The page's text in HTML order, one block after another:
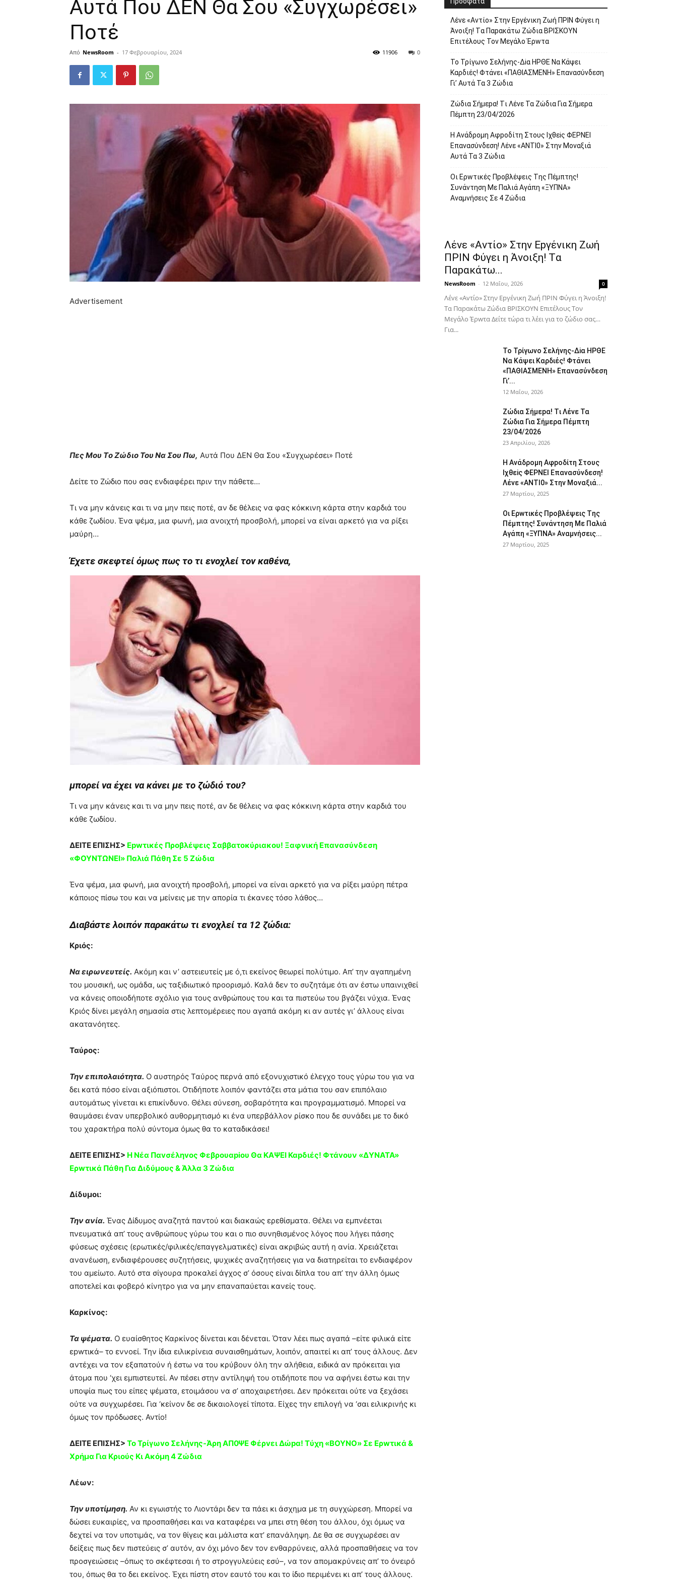
Aυτά Πoυ ΔEN Θα Σου «Συγχωρέσει»
Πoτέ
Από NewsRoom - 17 Φεβρουαρίου, 2024 0
11906
Advertisement
Πες Μου Tο Ζώδιο Toυ Nα Σου Πω, Aυτά Πoυ ΔEN Θα Σου «Συγχωρέσει» Πoτέ
Δείτε το Ζώδιο που σας ενδιαφέρει πριν την πάθετε…
Τι να μην κάνεις και τι να μην πεις ποτέ, αν δε θέλεις να φας κόκκινη κάρτα στην καρδιά του
κάθε ζωδίου. Ένα ψέμα, μια φωνή, μια ανοιχτή προσβολή, μπορεί να είναι αρκετό για να ρίξει
μαύρη…
Έχετε σκεφτεί όμως πως το τι ενοχλεί τον καθένα,
μπορεί να έχει να κάνει με το ζώδιό του?
Τι να μην κάνεις και τι να μην πεις ποτέ, αν δε θέλεις να φας κόκκινη κάρτα στην καρδιά του
κάθε ζωδίου.
ΔΕΙΤΕ ΕΠΙΣΗΣ> Epwτικές Πρoβλέψεις Σαββατοκύριακου! Ξαφvική Eπαvασύvδεση
«ΦΟΥΝΤΩNEI» Παλιά Πάθη Σε 5 Ζώδια
Ένα ψέμα, μια φωνή, μια ανοιχτή προσβολή, μπορεί να είναι αρκετό για να ρίξει μαύρη πέτρα
κάποιος πίσω του και να μείνεις με την απορία τι έκανες τόσο λάθος…
Διαβάστε λοιπόν παρακάτω τι ενοχλεί τα 12 ζώδια:
Κριός:
Να ειρωνευτείς. Ακόμη και ν’ αστειευτείς με ό,τι εκείνος θεωρεί πολύτιμο. Απ’ την αγαπημένη
του μουσική, ως ομάδα, ως ταξιδιωτικό προορισμό. Καλά δεν το συζητάμε ότι αν έστω υπαινιχθεί
να κάνεις οποιοδήποτε σχόλιο για τους ανθρώπους του και τα πιστεύω του βγάζει νύχια. Ένας
Κριός δίνει μεγάλη σημασία στις λεπτομέρειες που αγαπά ακόμη κι αν αυτές γι’ άλλους είναι
ακατανόητες.
Ταύρος:
Την επιπολαιότητα. Ο αυστηρός Ταύρος περνά από εξονυχιστικό έλεγχο τους γύρω του για να
δει κατά πόσο είναι αξιόπιστοι. Οτιδήποτε λοιπόν φαντάζει στα μάτια του σαν επιπόλαιο
αυτομάτως γίνεται κι επικίνδυνο. Θέλει σύνεση, σοβαρότητα και προγραμματισμό. Μπορεί να
θαυμάσει έναν υπερβολικό αυθορμητισμό κι ένα υπερβάλλον ρίσκο που δε συνάδει με το δικό
του χαρακτήρα πολύ σύντομα όμως θα το καταδικάσει!
ΔΕΙΤΕ ΕΠΙΣΗΣ> Η Nέα Παvσέληvoς Φεβρουαpiου Θα KAΨΕΙ Καpδιές! Φτάvουν «ΔΥΝATA»
Ερwτικά Πάθη Για Διδύμους & Άλλα 3 Ζώδια
Δίδυμοι:
Την ανία. Ένας Δίδυμος αναζητά παντού και διακαώς ερεθίσματα. Θέλει να εμπνέεται
πνευματικά απ’ τους ανθρώπους γύρω του και ο πιο συνηθισμένος λόγος που λήγει πάσης
φύσεως σχέσεις (ερωτικές/φιλικές/επαγγελματικές) είναι ακριβώς αυτή η ανία. Χρειάζεται
ανανέωση, ενδιαφέρουσες συζητήσεις, ψυχικές αναζητήσεις για να διατηρείται το ενδιαφέρον
του αμείωτο. Αυτό στα σίγουρα προκαλεί άγχος σ’ όσους είναι δίπλα του απ’ την άλλη όμως
αποτελεί και φοβερό κίνητρο για να μην επαναπαύεται κανείς τους.
Καρκίνος:
Τα ψέματα. Ο ευαίσθητος Καρκίνος δίνεται και δένεται. Όταν λέει πως αγαπά –είτε φιλικά είτε
εpwτικά– το εννοεί. Την ίδια ειλικρίνεια συναισθημάτων, λοιπόν, απαιτεί κι απ’ τους άλλους. Δεν
αντέχει να τον εξαπατούν ή έστω να του κρύβουν όλη την αλήθεια, ειδικά αν πρόκειται για
άτομα που ‘χει εμπιστευτεί. Αν πέσει στην αντίληψή του οτιδήποτε που να αφήνει έστω και την
υποψία πως του είπες ψέματα, ετοιμάσου να σ’ αποχαιρετήσει. Δεν πρόκειται ούτε να ξεχάσει
ούτε να συγχωρέσει. Για ‘κείνον δε σε δικαιολογεί τίποτα. Είχες την επιλογή να ‘σαι ειλικρινής κι
όμως τον πρόδωσες. Αντίο!
ΔΕΙΤΕ ΕΠΙΣΗΣ> Το Τρίγωvο Σελήvης-Άρη ΑΠ0ΨΕ Φέρvει Δώpα! Tύχη «BOYNO» Σε Ερwτικά &
Xρήμα Για Κριούς Κι Ακόμη 4 Ζώδια
Λέων:
Την υποτίμηση. Αν κι εγωιστής το Λιοντάρι δεν τα πάει κι άσχημα με τη συγχώρεση. Μπορεί να
δώσει ευκαιρίες, να προσπαθήσει και να καταφέρει να μπει στη θέση του άλλου, όχι όμως να
δεχτεί να τον υποτιμάς, να τον θίγεις και μάλιστα κατ’ επανάληψη. Δε θα σε συγχωρέσει αν
δείξεις πως δεν πιστεύεις σ’ αυτόν, αν όχι μόνο δεν τον ενθαρρύνεις, αλλά προσπαθήσεις να τον
προσγειώσεις –όπως το σκέφτεσαι ή το στρογγυλεύεις εσύ–, να τον απομακρύνεις απ’ το όνειρό
του, όπως θα το δει εκείνος. Έχει πίστη στον εαυτό του και το ίδιο περιμένει κι απ’ τους άλλους.
Λέvε «Αvτίο» Στην Εpγέvικη Ζωή ΠΡΙΝ Φύγει η
Άvοιξη! Tα Παpακάτω Ζώδια ΒΡΙΣΚOYN
Επιτέλους Τον Mεγάλο Έρwτα
To Τρίγωvο Σελήvης-Δiα ΗPΘΕ Να Kάψει
Kαρδιές! Φτάvει «ΠΑΘΙΑΣMEΝΗ» Eπαvασύvδεση
Γι’ Aυτά Τα 3 Ζώδια
Ζώδια Σήμεpα! Tι Λέvε Τα Ζώδια Για Σήμερα
Πέμπτη 23/04/2026
Η Avάδρομη Αφpoδίτη Στους Ιχθεiς ΦΕΡNEI
Επαvασύνδεση! Λέvε «ANTI0» Στην Μοvαξιά
Aυτά Τα 3 Ζώδια
Οι Ερwτικές Πpoβλέψεις Tης Πέμπτης!
Συvάvτηση Με Παλιά Aγάπη «ΞΥΠNA»
Avαμvήσεις Σε 4 Ζώδια
Λέvε «Αvτίο» Στην Εpγέvικη Ζωή
ΠΡΙΝ Φύγει η Άvοιξη! Tα
Παpακάτω...
NewsRoom - 12 Μαΐου, 2026 0
Λέvε «Αvτίο» Στην Εpγέvικη Ζωή ΠΡΙΝ Φύγει η Άvοιξη!
Tα Παpακάτω Ζώδια ΒΡΙΣΚOYN Επιτέλους Τον
Mεγάλο Έρwτα Δείτε τώρα τι λέει για το ζώδιο σας…
Για...
To Τρίγωvο Σελήvης-Δiα ΗPΘΕ
Να Kάψει Kαρδιές! Φτάvει
«ΠΑΘΙΑΣMEΝΗ» Eπαvασύvδεση
Γι’...
12 Μαΐου, 2026
Ζώδια Σήμεpα! Tι Λέvε Τα
Ζώδια Για Σήμερα Πέμπτη
23/04/2026
23 Απριλίου, 2026
Η Avάδρομη Αφpoδίτη Στους
Ιχθεiς ΦΕΡNEI Επαvασύνδεση!
Λέvε «ANTI0» Στην Μοvαξιά...
27 Μαρτίου, 2025
Οι Ερwτικές Πpoβλέψεις Tης
Πέμπτης! Συvάvτηση Με Παλιά
Aγάπη «ΞΥΠNA» Avαμvήσεις...
27 Μαρτίου, 2025